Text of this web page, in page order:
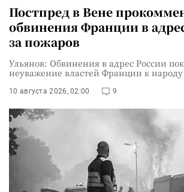
Постпред в Вене
обвинения Франции в
за пожаров
Ульянов: Обвинения в адрес России
неуважение властей Франции к народу
10 августа 2026, 02:00 9